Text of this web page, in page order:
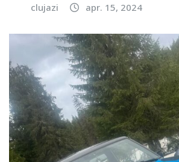
clujazi apr. 15, 2024